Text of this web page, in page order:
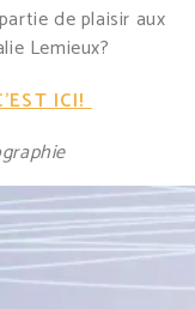
de plaisir aux
Lemieux?
ICI!